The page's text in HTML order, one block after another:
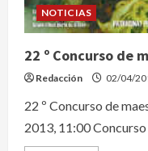
NOTICIAS
22 º Concurso de
Redacción 02/04/
22 º Concurso de
2013, 11:00